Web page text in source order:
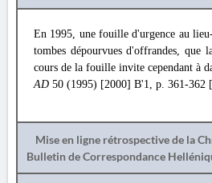
En 1995, une fouille d'urgence au
tombes dépourvues d'offrandes, que
cours de la fouille invite cependant à
AD 50 (1995) [2000] Β'1, p. 361-362
Mise en ligne rétrospective de la
Bulletin de Correspondance